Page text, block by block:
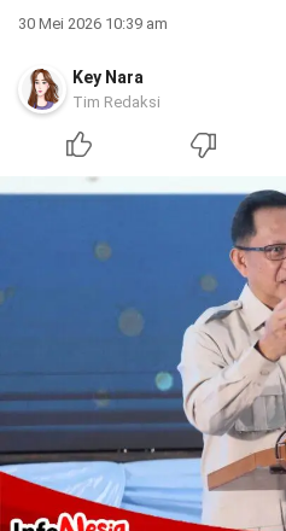
30 Mei 2026 10:39 am
Key Nara
Tim Redaksi